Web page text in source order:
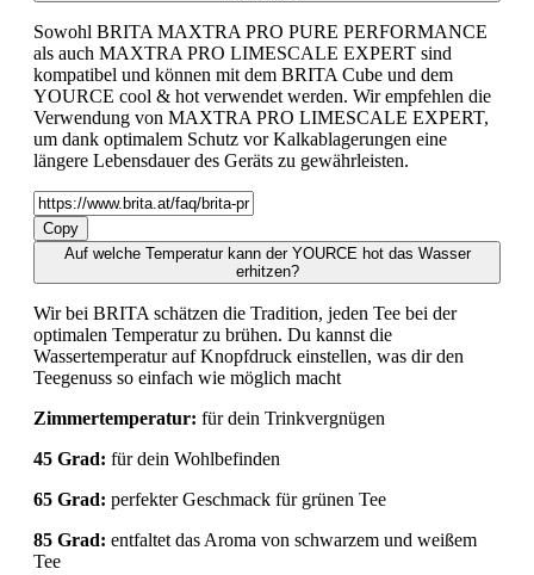
Sowohl BRITA MAXTRA PRO PURE PERFORMANCE
als auch MAXTRA PRO LIMESCALE EXPERT sind
kompatibel und können mit dem BRITA Cube und dem
YOURCE cool & hot verwendet werden. Wir empfehlen die
Verwendung von MAXTRA PRO LIMESCALE EXPERT,
um dank optimalem Schutz vor Kalkablagerungen eine
längere Lebensdauer des Geräts zu gewährleisten.
Copy
Auf welche Temperatur kann der YOURCE hot das Wasser
erhitzen?
Wir bei BRITA schätzen die Tradition, jeden Tee bei der
optimalen Temperatur zu brühen. Du kannst die
Wassertemperatur auf Knopfdruck einstellen, was dir den
Teegenuss so einfach wie möglich macht
Zimmertemperatur: für dein Trinkvergnügen
45 Grad: für dein Wohlbefinden
65 Grad: perfekter Geschmack für grünen Tee
85 Grad: entfaltet das Aroma von schwarzem und weißem
Tee